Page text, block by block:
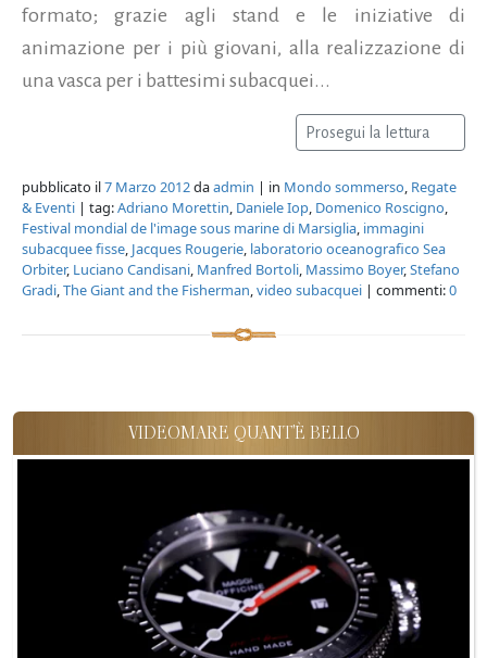
formato; grazie agli stand e le iniziative di
animazione per i più giovani, alla realizzazione di
una vasca per i battesimi subacquei...
Prosegui la lettura
pubblicato il7 Marzo 2012daadmin | in Mondo sommerso, Regate
& Eventi | tag:Adriano Morettin, Daniele Iop, Domenico Roscigno,
Festival mondial de l'image sous marine di Marsiglia, immagini
subacquee fisse, Jacques Rougerie, laboratorio oceanografico Sea
Orbiter, Luciano Candisani, Manfred Bortoli, Massimo Boyer,Stefano
Gradi,The Giant and the Fisherman,video subacquei | commenti:0
VIDEOMARE QUANT'È BELLO